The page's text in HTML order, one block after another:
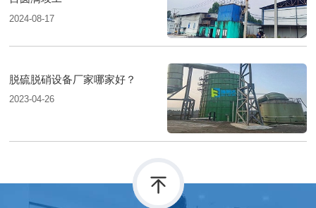
2024-08-17
脱硫脱硝设备厂家哪家好？
2023-04-26